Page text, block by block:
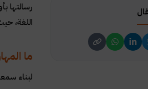
رسالتها
اللغة،
ما
لبناء